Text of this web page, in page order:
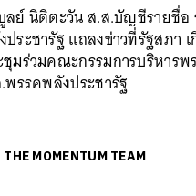
ลย์ นิติตะวัน ส.ส.บัญชีรายชื่อ
ระชารัฐ แถลงข่าวที่รัฐสภา
ชุมร่วมคณะกรรมการบริหารพ
พรรคพลังประชารัฐ
THE MOMENTUM TEAM